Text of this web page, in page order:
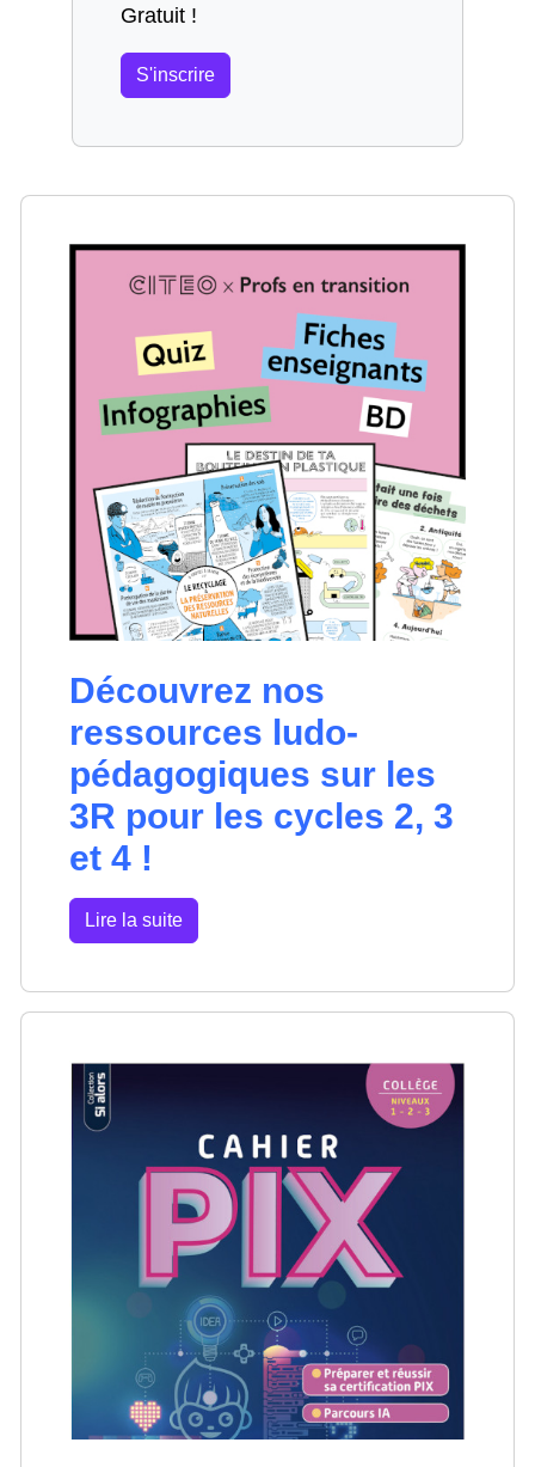
Gratuit !
S'inscrire
Découvrez nos
ressources ludo-
pédagogiques sur les
3R pour les cycles 2, 3
et 4 !
Lire la suite